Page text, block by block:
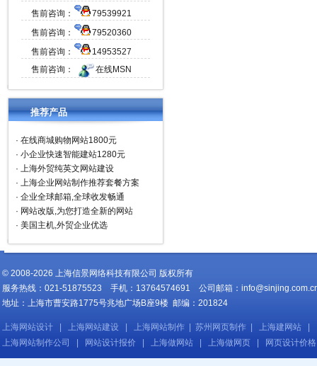
售前咨询：
79539921
售前咨询：
79520360
售前咨询：
14953527
售前咨询：
在线MSN
推荐产品
·在线商城购物网站1800元
·小企业快速智能建站1280元
·上海外贸纯英文网站建设
·上海企业网站制作推荐套餐方案
·企业全球邮箱,全球收发畅通
· 网站改版,为您打造全新的网站
·美国主机,外贸企业优选
© 2008-2026 上海信景网络科技有限公司 版权所有
服务热线：021-51875523 手机：13764574691 公司邮箱：
地址：上海市曹安路1775号兆地广场B座9楼 邮编：201824
上海网站设计 上海网站建设 上海网站制作 苏州网页制作 上海建网站
上海网站制作公司
网站设计报价 上海做网站 上海做网页 网页设计价格